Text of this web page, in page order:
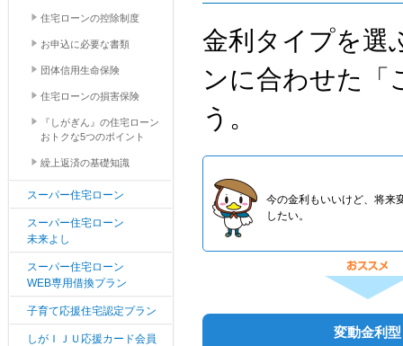
住宅ローンの控除制度
お申込に必要な書類
団体信用生命保険
住宅ローンの損害保険
『しがぎん』の住宅ローン
おトクな5つのポイント
繰上返済の基礎知識
スーパー住宅ローン
スーパー住宅ローン
未来よし
スーパー住宅ローン
WEB専用借換プラン
子育て応援住宅認定プラン
しがＩＪＵ応援カード会員
金利タイプを選
ンに合わせた「
う。
今の金利もいいけど、将来
したい。
変動金利型